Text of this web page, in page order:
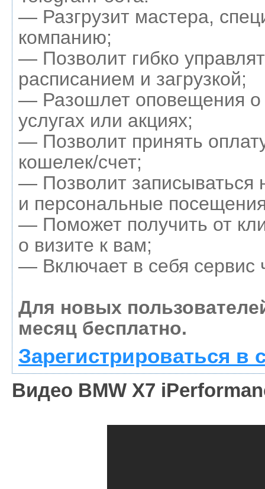
— Разгрузит мастера,
компанию;
— Позволит гибко
расписанием и загрузкой;
— Разошлет оповещения о
услугах или акциях;
— Позволит принять
кошелек/счет;
— Позволит записываться
и персональные
— Поможет получить от
о визите к вам;
— Включает в себя сервис
Для новых
месяц бесплатно.
Зарегистрироваться в
Видео BMW X7